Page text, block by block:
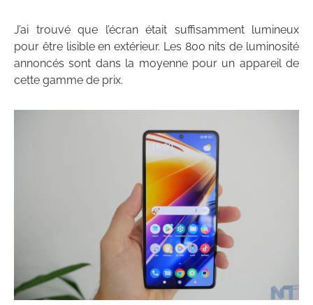
J’ai trouvé que l’écran était suffisamment lumineux
pour être lisible en extérieur. Les 800 nits de luminosité
annoncés sont dans la moyenne pour un appareil de
cette gamme de prix.